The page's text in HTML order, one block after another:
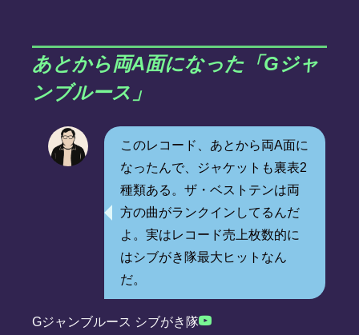
あとから両A面になった「Gジャ
ンブルース」
このレコード、あとから両A面に
なったんで、ジャケットも裏表2
種類ある。ザ・ベストテンは両
方の曲がランクインしてるんだ
よ。実はレコード売上枚数的に
はシブがき隊最大ヒットなん
だ。
Gジャンブルース シブがき隊